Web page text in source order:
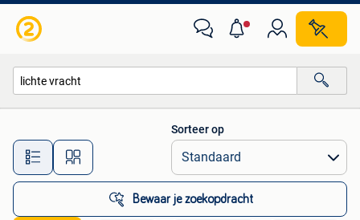
Alle afstanden…
Sorteer op
Bewaar je zoekopdracht